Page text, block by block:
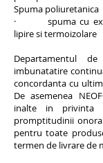
Spuma poliuretanica
· spuma cu
lipire si termoizolare
Departamentul
imbunatatire
concordanta cu
De asemenea
inalte in privinta
promptitudinii
pentru toate
termen de livrare de